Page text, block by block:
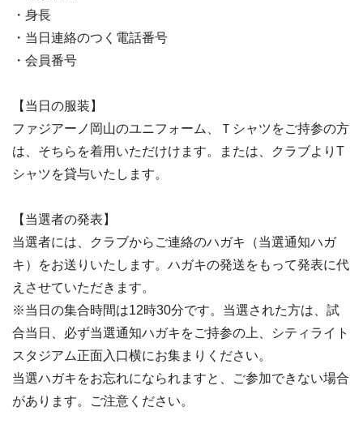
・身長
・当日連絡のつく電話番号
・会員番号
【当日の服装】
ファジアーノ岡山のユニフォーム、Ｔシャツをご持参の方
は、そちらを着用いただけけます。または、クラブよりT
シャツを貸与いたします。
【当選者の発表】
当選者には、クラブからご連絡のハガキ（当選通知ハガ
キ）をお送りいたします。ハガキの発送をもって発表に代
えさせていただきます。
※当日の集合時間は12時30分です。当選された方は、試
合当日、必ず当選通知ハガキをご持参の上、シティライト
スタジアム正面入口横にお集まりください。
当選ハガキをお忘れになられますと、ご参加できない場合
があります。ご注意ください。